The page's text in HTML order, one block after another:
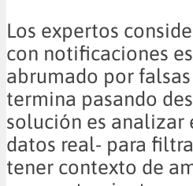
Los expertos
con notificaciones
abrumado por
termina pasando
solución es analizar
datos real- para
tener contexto de